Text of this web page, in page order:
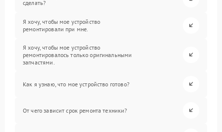
сделать?
Я хочу, чтобы мое устройство
ремонтировали при мне.
Я хочу, чтобы мое устройство
ремонтировалось только оригинальными
запчастями.
Как я узнаю, что мое устройство готово?
От чего зависит срок ремонта техники?